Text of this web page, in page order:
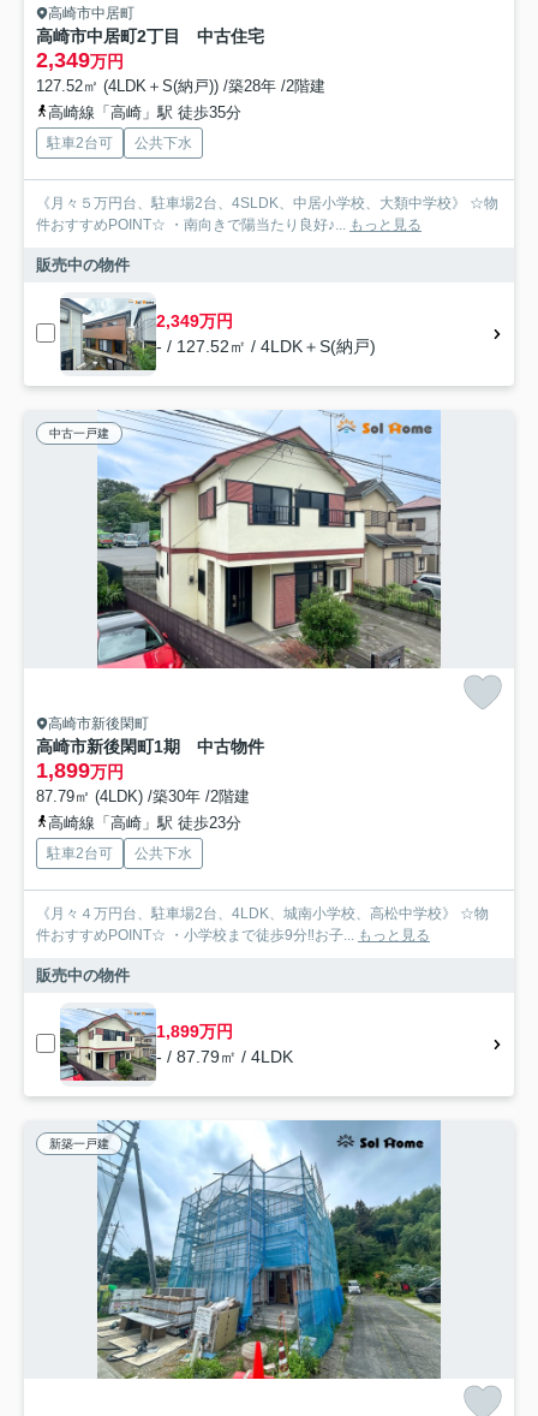
高崎市中居町
高崎市中居町2丁目 中古住宅
2,349万円
127.52㎡ (4LDK＋S(納戸)) /築28年 /2階建
高崎線「高崎」駅 徒歩35分
駐車2台可 公共下水
《月々５万円台、駐車場2台、4SLDK、中居小学校、大類中学校》 ☆物
件おすすめPOINT☆ ・南向きで陽当たり良好♪...
もっと見る
販売中の物件
2,349万円
- / 127.52㎡ / 4LDK＋S(納戸)
中古一戸建
高崎市新後閑町
高崎市新後閑町1期 中古物件
1,899万円
87.79㎡ (4LDK) /築30年 /2階建
高崎線「高崎」駅 徒歩23分
駐車2台可 公共下水
《月々４万円台、駐車場2台、4LDK、城南小学校、高松中学校》 ☆物
件おすすめPOINT☆ ・小学校まで徒歩9分‼お子...
もっと見る
販売中の物件
1,899万円
- / 87.79㎡ / 4LDK
新築一戸建